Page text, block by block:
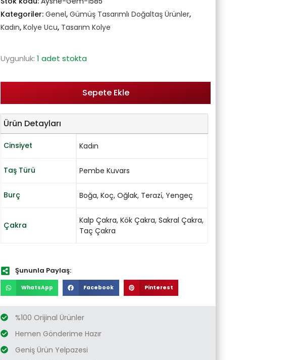
Kategoriler: Genel, Gümüş Tasarımlı Doğaltaş Ürünler,
Kadın, Kolye Ucu, Tasarım Kolye
Uygunluk: 1 adet stokta
Sepete Ekle
Ürün Detayları
Cinsiyet Kadın
Taş Türü Pembe Kuvars
Burç Boğa, Koç, Oğlak, Terazi̇, Yengeç
Çakra Kalp Çakra, Kök Çakra, Sakral Çakra,
Taç Çakra
Şununla Paylaş:
WhatsApp Facebook Pinterest
%100 Orijinal Ürünler
Hemen Gönderime Hazır
Geniş Ürün Yelpazesi